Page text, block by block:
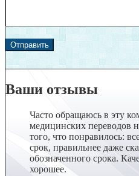
Ваши отзывы
Часто обращаюсь в эту
медицинских переводов
того, что понравилось:
срок, правильнее даже
обозначенного срока.
хорошее.